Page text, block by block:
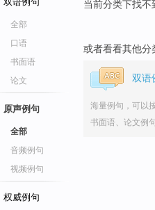
全部
口语
书面语
论文
原声例句
全部
音频例句
视频例句
权威例句
当前分类下找不
或者看看其他分
双语
海量例句，可以
书面语、论文例句